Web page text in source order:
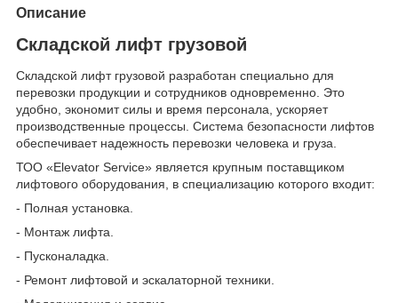
Описание
Складской лифт грузовой
Складской лифт грузовой разработан специально для
перевозки продукции и сотрудников одновременно. Это
удобно, экономит силы и время персонала, ускоряет
производственные процессы. Система безопасности лифтов
обеспечивает надежность перевозки человека и груза.
ТОО «Elevator Service» является крупным поставщиком
лифтового оборудования, в специализацию которого входит:
- Полная установка.
- Монтаж лифта.
- Пусконаладка.
- Ремонт лифтовой и эскалаторной техники.